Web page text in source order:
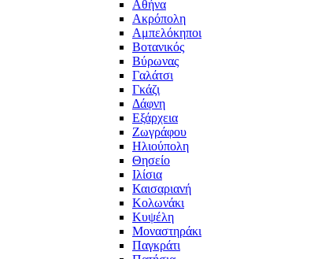
Αθήνα
Ακρόπολη
Αμπελόκηποι
Βοτανικός
Βύρωνας
Γαλάτσι
Γκάζι
Δάφνη
Εξάρχεια
Ζωγράφου
Ηλιούπολη
Θησείο
Ιλίσια
Καισαριανή
Κολωνάκι
Κυψέλη
Μοναστηράκι
Παγκράτι